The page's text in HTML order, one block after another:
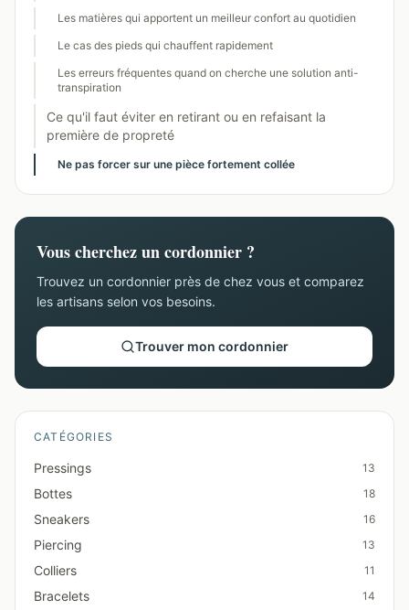
Les matières qui apportent un meilleur confort au quotidien
Le cas des pieds qui chauffent rapidement
Les erreurs fréquentes quand on cherche une solution anti-
transpiration
Ce qu'il faut éviter en retirant ou en refaisant la
première de propreté
Ne pas forcer sur une pièce fortement collée
Vous cherchez un cordonnier ?
Trouvez un cordonnier près de chez vous et comparez
les artisans selon vos besoins.
Trouver mon cordonnier
CATÉGORIES
Pressings 13
Bottes 18
Sneakers 16
Piercing 13
Colliers 11
Bracelets 14